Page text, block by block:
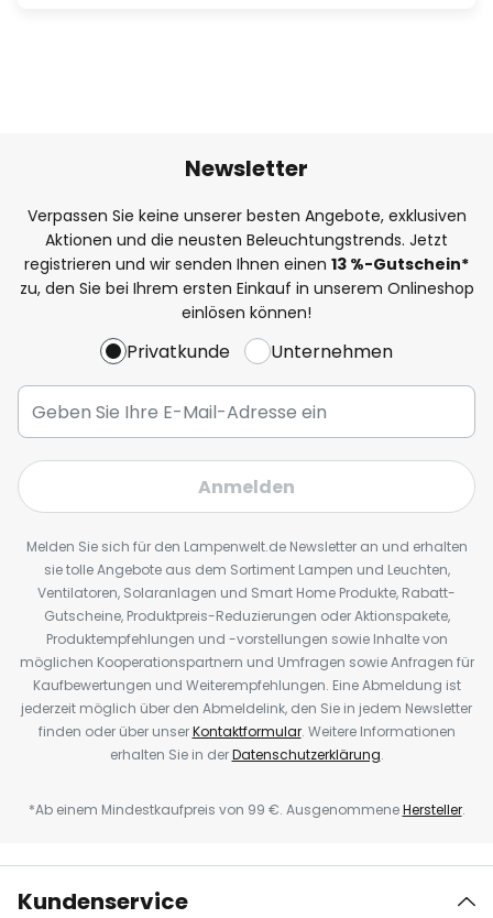
Newsletter
Verpassen Sie keine unserer besten Angebote, exklusiven
Aktionen und die neusten Beleuchtungstrends. Jetzt
registrieren und wir senden Ihnen einen 13 %-Gutschein*
zu, den Sie bei Ihrem ersten Einkauf in unserem Onlineshop
einlösen können!
Privatkunde Unternehmen
Anmelden
Melden Sie sich für den Lampenwelt.de Newsletter an und erhalten
sie tolle Angebote aus dem Sortiment Lampen und Leuchten,
Ventilatoren, Solaranlagen und Smart Home Produkte, Rabatt-
Gutscheine, Produktpreis-Reduzierungen oder Aktionspakete,
Produktempfehlungen und -vorstellungen sowie Inhalte von
möglichen Kooperationspartnern und Umfragen sowie Anfragen für
Kaufbewertungen und Weiterempfehlungen. Eine Abmeldung ist
jederzeit möglich über den Abmeldelink, den Sie in jedem Newsletter
finden oder über unserKontaktformular. Weitere Informationen
erhalten Sie in derDatenschutzerklärung.
*Ab einem Mindestkaufpreis von 99 €. AusgenommeneHersteller.
Kundenservice